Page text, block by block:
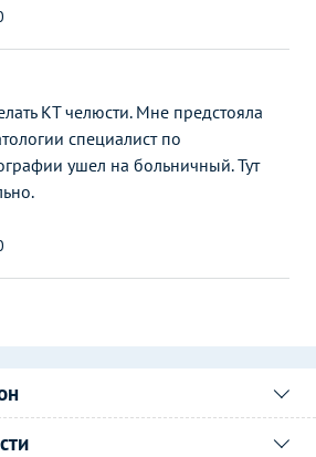
КТ челюсти. Мне предстояла
специалист по
ушел на больничный. Тут